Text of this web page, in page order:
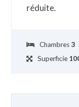
réduite.
Chambres 3
Superficie